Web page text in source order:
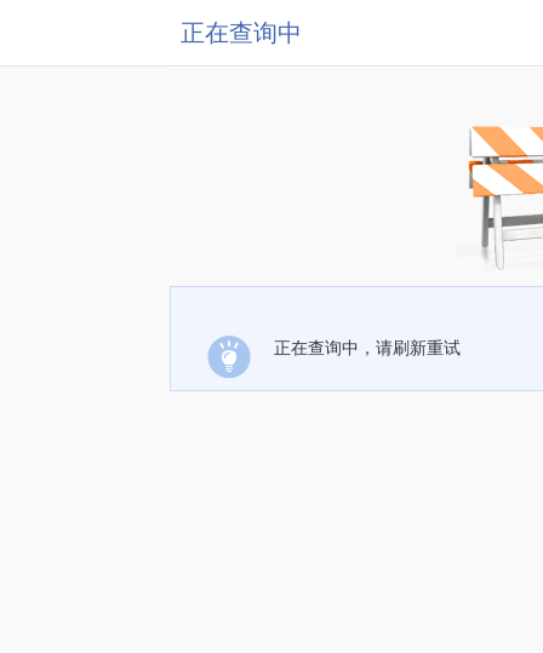
正在查询中
正在查询中，请刷新重试